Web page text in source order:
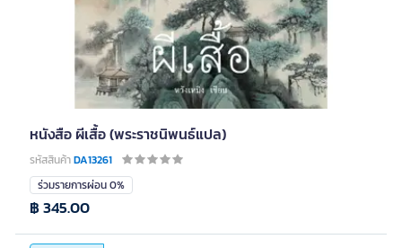
หนังสือ ผีเสื้อ (พระราชนิพนธ์แปล)
รหัสสินค้าDA13261
ร่วมรายการผ่อน 0%
฿ 345.00